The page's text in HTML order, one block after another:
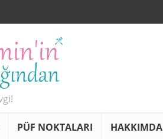
PÜF NOKTALARI HAKKIMDA